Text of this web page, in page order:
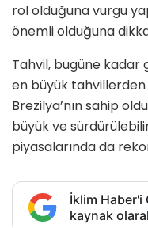
rol olduğuna vurgu
önemli olduğuna
Tahvil, bugüne kadar
en büyük
Brezilya’nın sahip
büyük ve
piyasalarında da
İklim Haber'i
kaynak